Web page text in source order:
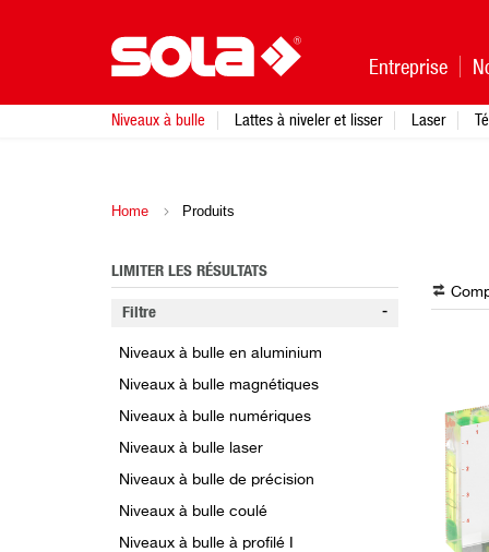
Home Produits
LIMITER LES RÉSULTATS
Filtre
Niveaux à bulle en aluminium
Niveaux à bulle magnétiques
Niveaux à bulle numériques
Niveaux à bulle laser
Niveaux à bulle de précision
Niveaux à bulle coulé
Niveaux à bulle à profilé I
Entreprise
Niveaux à bulle Lattes à niveler et lisser Laser